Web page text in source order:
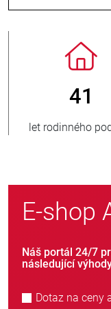
50 000
zákazníků po celém
E-shop
Náš portál 24/7
následující
Dotaz na ceny